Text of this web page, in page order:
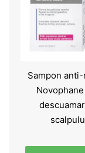
Sampon